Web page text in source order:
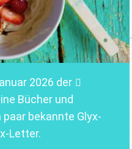
2026 der
Bücher und
bekannte Glyx-
Letter.